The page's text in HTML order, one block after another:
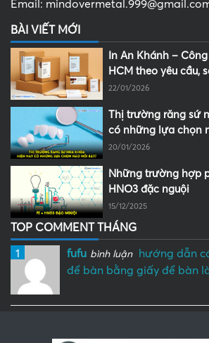
Email:
BÀI VIẾT MỚI
In An Khánh –
HCM theo yêu cầu,
22/01/2026
Thị trường răng sứ
có những lựa chọn
20/01/2026
Những trường hợp
HNO3 đặc nguội
15/12/2025
TOP COMMENT THÁNG
1 fufu bình luận
hướng dẫn
để bàn bằng giấy để bàn